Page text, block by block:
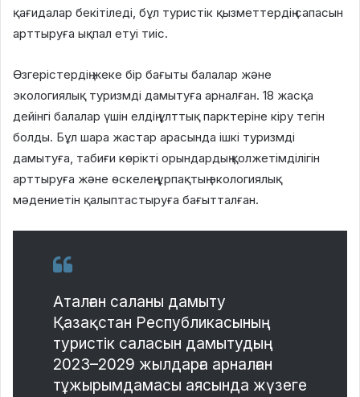
қағидалар бекітіледі, бұл туристік қызметтердің сапасын
арттыруға ықпал етуі тиіс.
Өзгерістердің жеке бір бағыты балалар және
экологиялық туризмді дамытуға арналған. 18 жасқа
дейінгі балалар үшін елдің ұлттық парктеріне кіру тегін
болды. Бұл шара жастар арасында ішкі туризмді
дамытуға, табиғи көрікті орындардың қолжетімділігін
арттыруға және өскелең ұрпақтың экологиялық
мәдениетін қалыптастыруға бағытталған.
Аталған саланы дамыту
Қазақстан Республикасының
туристік саласын дамытудың
2023–2029 жылдарға арналған
тұжырымдамасы аясында жүзеге